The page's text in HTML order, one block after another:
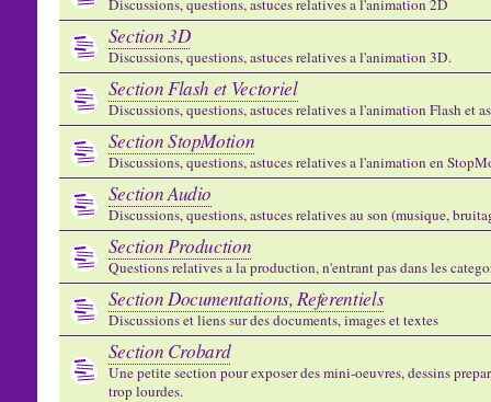
Discussions, questions, astuces relatives a l'animation 2D
Section 3D
Discussions, questions, astuces relatives a l'animation 3D.
Section Flash et Vectoriel
Discussions, questions, astuces relatives a l'animation Flash et
Section StopMotion
Discussions, questions, astuces relatives a l'animation en
Section Audio
Discussions, questions, astuces relatives au son (musique,
Section Production
Questions relatives a la production, n'entrant pas dans les
Section Documentations, Referentiels
Discussions et liens sur des documents, images et textes
Section Crobard
Une petite section pour exposer des mini-oeuvres, dessins
trop lourdes.